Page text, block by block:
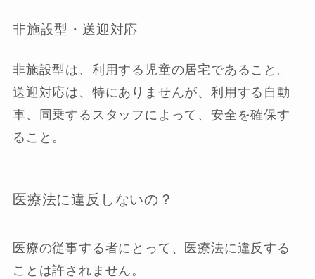
非施設型・送迎対応
非施設型は、利用する児童の居宅であること。
送迎対応は、特にありませんが、利用する自動
車、同乗するスタッフによって、安全を確保す
ること。
医療法に違反しないの？
医療の従事する者にとって、医療法に違反する
ことは許されません。